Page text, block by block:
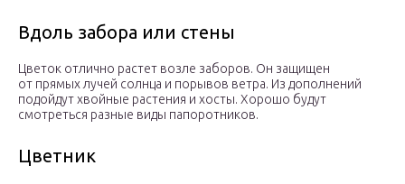
Вдоль забора или стены
Цветок отлично растет возле заборов. Он защищен
от прямых лучей солнца и порывов ветра. Из дополнений
подойдут хвойные растения и хосты. Хорошо будут
смотреться разные виды папоротников.
Цветник